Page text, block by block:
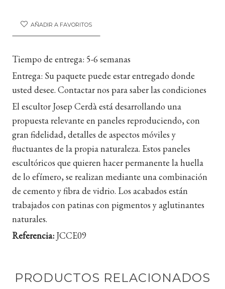
AÑADIR A FAVORITOS
Tiempo de entrega: 5-6 semanas
Entrega: Su paquete puede estar entregado donde
usted desee. Contactar nos para saber las condiciones
El escultor Josep Cerdà está desarrollando una
propuesta relevante en paneles reproduciendo, con
gran fidelidad, detalles de aspectos móviles y
fluctuantes de la propia naturaleza. Estos paneles
escultóricos que quieren hacer permanente la huella
de lo efímero, se realizan mediante una combinación
de cemento y fibra de vidrio. Los acabados están
trabajados con patinas con pigmentos y aglutinantes
naturales.
Referencia: JCCE09
PRODUCTOS RELACIONADOS